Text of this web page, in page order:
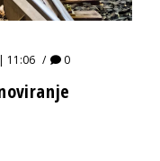
11:06 0